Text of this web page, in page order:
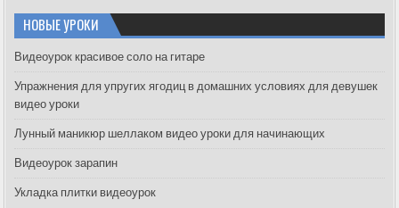
h
f
r
:
НОВЫЕ УРОКИ
Видеоурок красивое соло на гитаре
Упражнения для упругих ягодиц в домашних условиях для девушек
видео уроки
Лунный маникюр шеллаком видео уроки для начинающих
Видеоурок зарапин
Укладка плитки видеоурок